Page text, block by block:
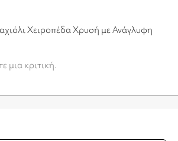
Χειροπέδα Χρυσή με Ανάγλυφη
μια κριτική.